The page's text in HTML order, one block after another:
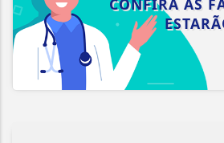
CONFIRA AS